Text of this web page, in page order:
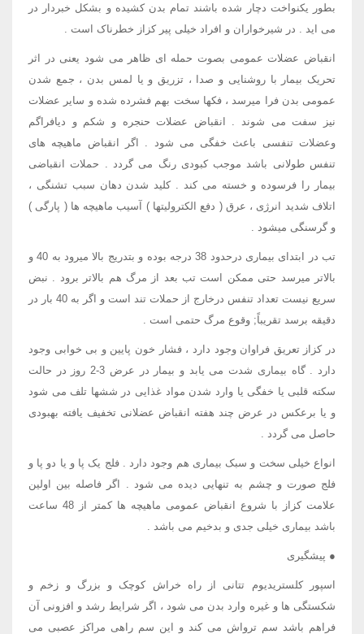
بطور یکنواخت دچار شده باشند تمام بدن کشیده و بشکل خبردار در
می اید . در شیرخواران و افراد خیلی پیر کزاز خطرناک است .
انقباض عضلات عمومی بصوت حمله ای ظاهر می شود یعنی در اثر
تحریک بیمار با روشنایی و صدا ، تزریق و یا لمس بدن ، جمع شدن
عمومی بدن فرا میرسد ، فکها سخت بهم فشرده شده و سایر عضلات
نیز سفت می شوند . انقباض عضلات حنجره و شکم و دیافراگم
وعضلات تنفسی باعث خفگی می شود . اگر انقباض ماهیچه های
تنفس طولانی باشد موجب کبودی رنگ می گردد . حملات انقباضی
بیمار را فرسوده و خسته می کند . کلید شدن دهان سبب تشنگی ،
اتلاف شدید انرژی ، عرق ( دفع الکترولیتها ) آسیب ماهیچه ها ( پارگی )
و گرسنگی میشود .
تب در ابتدای بیماری درحدود 38 درجه بوده و بتدریج بالا میرود به 40 و
بالاتر میرسد حتی ممکن است تب بعد از مرگ هم بالاتر برود . نبض
سریع نیست تعداد تنفس درخارج از حملات تند است و اگر به 40 بار در
دقیقه برسد تقریباً; وقوع مرگ حتمی است .
در کزاز تعریق فراوان وجود دارد ، فشار خون پایین و بی خوابی وجود
دارد . گاه بیماری شدت می یابد و بیمار در عرض 3-2 روز در حالت
سکته قلبی یا خفگی یا وارد شدن مواد غذایی در ششها تلف می شود
و یا برعکس در عرض چند هفته انقباض عضلانی تخفیف یافته بهبودی
حاصل می گردد .
انواع خیلی سخت و سبک بیماری هم وجود دارد . فلج یک پا و یا دو پا و
فلج صورت و چشم به تنهایی دیده می شود . اگر فاصله بین اولین
علامت کزاز با شروع انقباض عمومی ماهیچه ها کمتر از 48 ساعت
باشد بیماری خیلی جدی و بدخیم می باشد .
● پیشگیری
اسپور کلستریدیوم تتانی از راه خراش کوچک و بزرگ و زخم و
شکستگی ها و غیره وارد بدن می شود ، اگر شرایط رشد و افزونی آن
فراهم باشد سم ترواش می کند و این سم راهی مراکز عصبی می